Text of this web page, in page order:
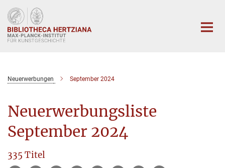
Hauptinhalt
Neuerwerbungen September 2024
Neuerwerbungsliste
September 2024
335 Titel